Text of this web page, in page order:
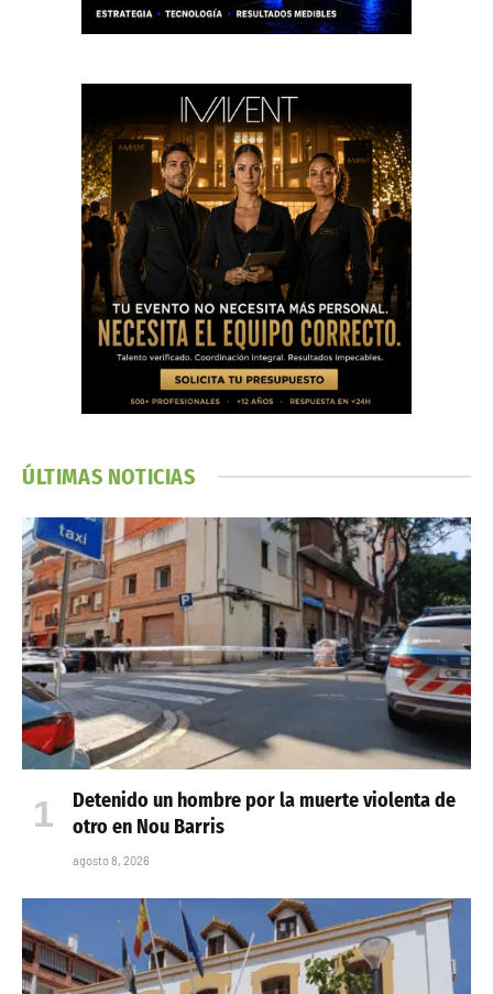
ÚLTIMAS NOTICIAS
Detenido un hombre por la muerte violenta de
otro en Nou Barris
agosto 8, 2026